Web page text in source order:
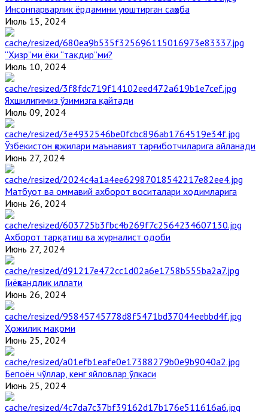
Инсонпарварлик ёрдамини уюштирган саҳоба
Июль 15, 2024
“Ҳизр”ми ёки “тақдир”ми?
Июль 10, 2024
Яхшилигимиз ўзимизга қайтади
Июль 09, 2024
Ўзбекистон ҳожилари маънавият тарғиботчиларига айланади
Июнь 27, 2024
Матбуот ва оммавий ахборот воситалари ходимларига
Июнь 26, 2024
Ахборот тарқатиш ва журналист одоби
Июнь 27, 2024
Гиёҳвандлик иллати
Июнь 26, 2024
Ҳожилик мақоми
Июнь 25, 2024
Бепоён чўллар, кенг яйловлар ўлкаси
Июнь 25, 2024